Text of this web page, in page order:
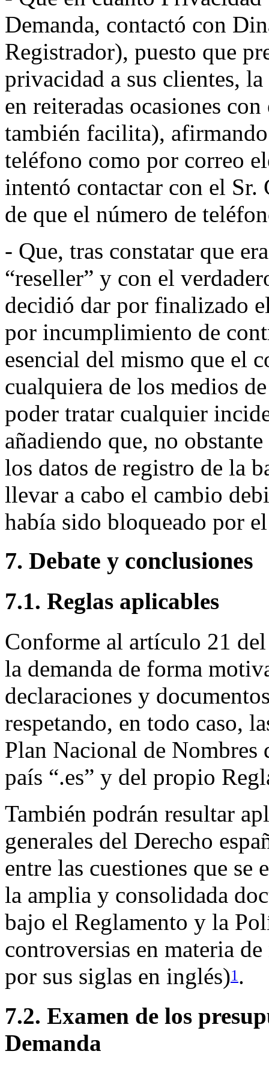
Demanda, contactó con
Registrador), puesto que
privacidad a sus clientes,
en reiteradas ocasiones
también facilita),
teléfono como por correo
intentó contactar con el
de que el número de
- Que, tras constatar que
“reseller” y con el
decidió dar por finalizado
por incumplimiento de
esencial del mismo que el
cualquiera de los medios
poder tratar cualquier
añadiendo que, no
los datos de registro de la
llevar a cabo el cambio
había sido bloqueado por
7. Debate y conclusiones
7.1. Reglas aplicables
Conforme al artículo 21
la demanda de forma
declaraciones y
respetando, en todo caso,
Plan Nacional de
país “.es” y del propio
También podrán resultar
generales del Derecho
entre las cuestiones que se
la amplia y consolidada
bajo el Reglamento y la
controversias en materia
por sus siglas en inglés)1.
7.2. Examen de los
Demanda